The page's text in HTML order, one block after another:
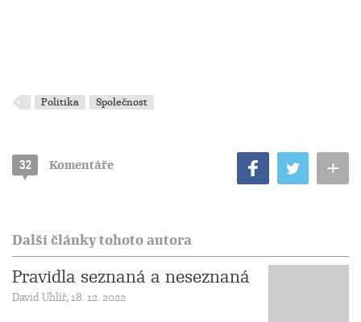
Politika Společnost
32 Komentáře +
Další články tohoto autora
Pravidla seznaná a neseznaná
David Uhlíř, 18. 12. 2022